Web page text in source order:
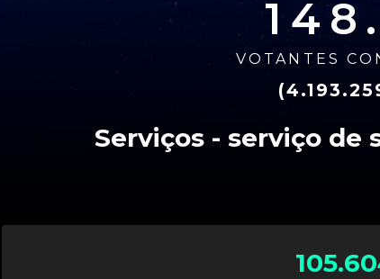
VOTANTES